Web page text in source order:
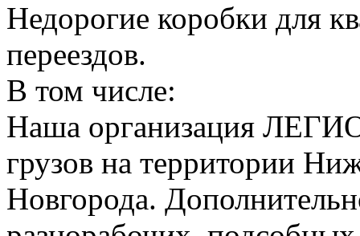
Недорогие коробки для
переездов.
В том числе:
Наша организация
грузов на территории
Новгорода.